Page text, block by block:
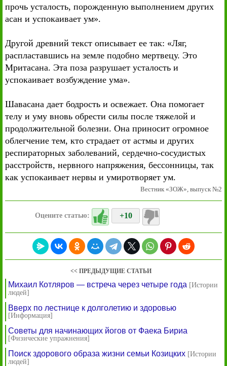
прочь усталость, порожденную выполнением других
асан и успокаивает ум».
Другой древний текст описывает ее так: «Ляг,
распластавшись на земле подобно мертвецу. Это
Мритасана. Эта поза разрушает усталость и
успокаивает возбуждение ума».
Шавасана дает бодрость и освежает. Она помогает
телу и уму вновь обрести силы после тяжелой и
продолжительной болезни. Она приносит огромное
облегчение тем, кто страдает от астмы и других
респираторных заболеваний, сердечно-сосудистых
расстройств, нервного напряжения, бессонницы, так
как успокаивает нервы и умиротворяет ум.
Вестник «ЗОЖ», выпуск №2
Оцените статью: +10
<< ПРЕДЫДУЩИЕ СТАТЬИ
Михаил Котляров — встреча через четыре года [Истории
людей]
Вверх по лестнице к долголетию и здоровью
[Информация]
Советы для начинающих йогов от Фаека Бириа
[Физические упражнения]
Поиск здорового образа жизни семьи Козицких [Истории
людей]